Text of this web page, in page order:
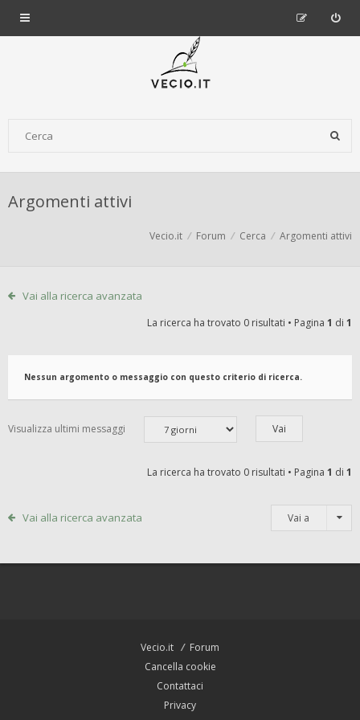
Argomenti attivi
Vecio.it Forum Cerca Argomenti attivi
Vai alla ricerca avanzata
La ricerca ha trovato 0 risultati • Pagina 1 di 1
Nessun argomento o messaggio con questo criterio di ricerca.
Visualizza ultimi messaggi
La ricerca ha trovato 0 risultati • Pagina 1 di 1
Vai alla ricerca avanzata Vai a
Vecio.it
Forum
Cancella cookie
Contattaci
Privacy